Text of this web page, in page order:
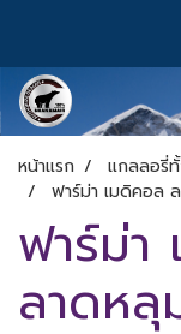
หน้าแรก แกลลอรี่
ฟาร์ม่า เมดิคอล
ฟาร์ม่า
ลาดหลุ